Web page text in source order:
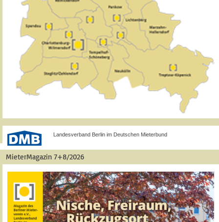
Landesverband Berlin im Deutschen Mieterbund
MieterMagazin 7+8/2026